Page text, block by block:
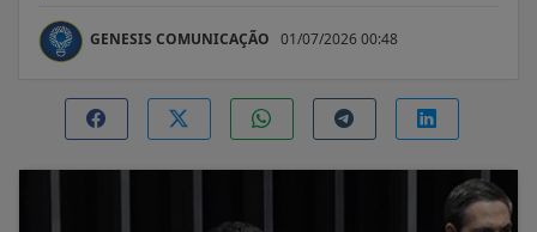
GENESIS COMUNICAÇÃO 01/07/2026 00:48